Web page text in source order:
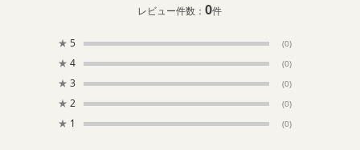
レビュー件数：0件
★ 5 (0)
★ 4 (0)
★ 3 (0)
★ 2 (0)
★ 1 (0)